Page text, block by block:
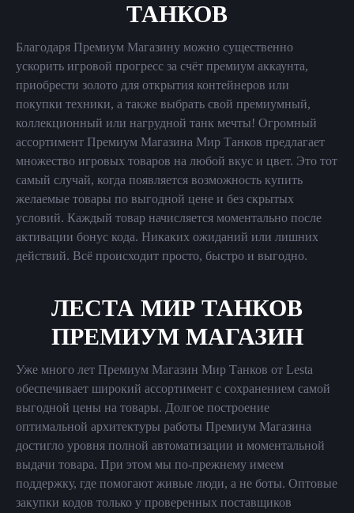
ТАНКОВ
Благодаря Премиум Магазину можно существенно
ускорить игровой прогресс за счёт премиум аккаунта,
приобрести золото для открытия контейнеров или
покупки техники, а также выбрать свой премиумный,
коллекционный или нагрудной танк мечты! Огромный
ассортимент Премиум Магазина Мир Танков предлагает
множество игровых товаров на любой вкус и цвет. Это тот
самый случай, когда появляется возможность купить
желаемые товары по выгодной цене и без скрытых
условий. Каждый товар начисляется моментально после
активации бонус кода. Никаких ожиданий или лишних
действий. Всё происходит просто, быстро и выгодно.
ЛЕСТА МИР ТАНКОВ
ПРЕМИУМ МАГАЗИН
Уже много лет Премиум Магазин Мир Танков от Lesta
обеспечивает широкий ассортимент с сохранением самой
выгодной цены на товары. Долгое построение
оптимальной архитектуры работы Премиум Магазина
достигло уровня полной автоматизации и моментальной
выдачи товара. При этом мы по-прежнему имеем
поддержку, где помогают живые люди, а не боты. Оптовые
закупки кодов только у проверенных поставщиков